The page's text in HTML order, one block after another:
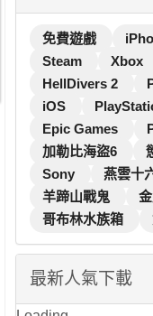
免費遊戲
Steam
Xbox
HellDivers 2
iOS
Epic Games
加勒比海盜6
Sony
燕雲十
羊蹄山戰鬼
哥布林水族箱
最新人氣下載